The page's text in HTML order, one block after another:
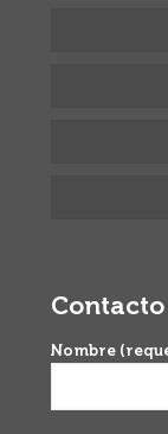
Contacto
Nombre